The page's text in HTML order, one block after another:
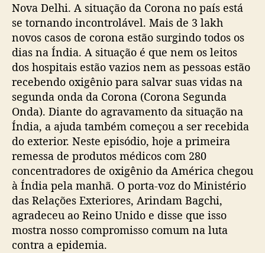
Nova Delhi. A situação da Corona no país está
se tornando incontrolável. Mais de 3 lakh
novos casos de corona estão surgindo todos os
dias na Índia. A situação é que nem os leitos
dos hospitais estão vazios nem as pessoas estão
recebendo oxigênio para salvar suas vidas na
segunda onda da Corona (Corona Segunda
Onda). Diante do agravamento da situação na
Índia, a ajuda também começou a ser recebida
do exterior. Neste episódio, hoje a primeira
remessa de produtos médicos com 280
concentradores de oxigênio da América chegou
à Índia pela manhã. O porta-voz do Ministério
das Relações Exteriores, Arindam Bagchi,
agradeceu ao Reino Unido e disse que isso
mostra nosso compromisso comum na luta
contra a epidemia.